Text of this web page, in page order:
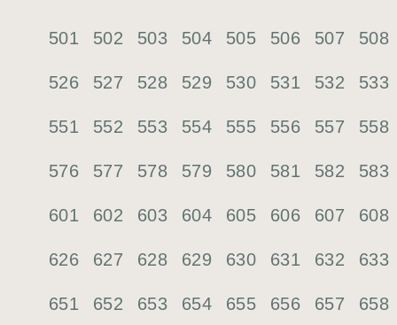
501 502 503 504 505 506 507 508
526 527 528 529 530 531 532 533
551 552 553 554 555 556 557 558
576 577 578 579 580 581 582 583
601 602 603 604 605 606 607 608
626 627 628 629 630 631 632 633
651 652 653 654 655 656 657 658